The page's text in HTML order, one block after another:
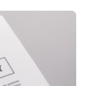
sie
und welche
der